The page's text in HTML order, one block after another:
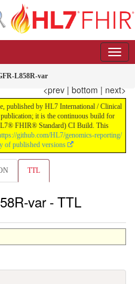
L858R-var
<prev | bottom | next>
published by HL7 International / Clinical
it is the continuous build for
FHIR® Standard) CI Build. This
github.com/HL7/genomics-reporting/
of published versions
TTL
var - TTL